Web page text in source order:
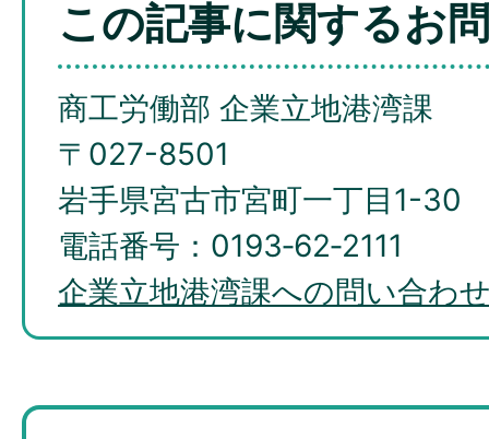
この記事に関するお
商工労働部 企業立地港湾課
〒027-8501
岩手県宮古市宮町一丁目1-30
電話番号：0193‐62‐2111
企業立地港湾課への問い合わ